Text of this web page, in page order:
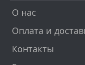
О нас
Оплата и
Контакты